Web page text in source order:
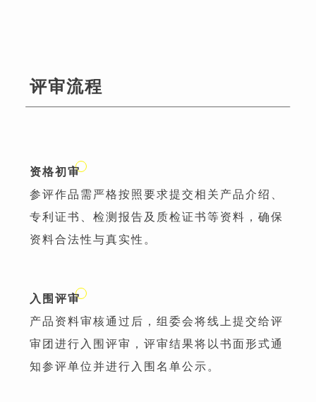
评审流程
资格初审
参评作品需严格按照要求提交相关产品介绍、
专利证书、检测报告及质检证书等资料，确保
资料合法性与真实性。
入围评审
产品资料审核通过后，组委会将线上提交给评
审团进行入围评审，评审结果将以书面形式通
知参评单位并进行入围名单公示。